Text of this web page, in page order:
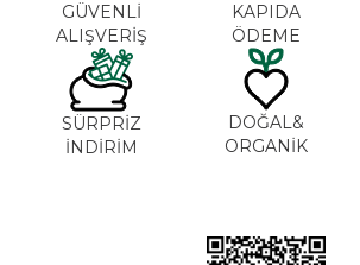
GÜVENLİ
ALIŞVERİŞ
KAPIDA
ÖDEME
SÜRPRİZ
İNDİRİM
DOĞAL&
ORGANİK